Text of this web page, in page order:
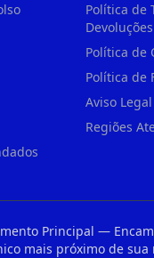
Política de
Devoluções
Política de
Política de
Aviso Legal
Regiões
Principal —
mais próximo de sua